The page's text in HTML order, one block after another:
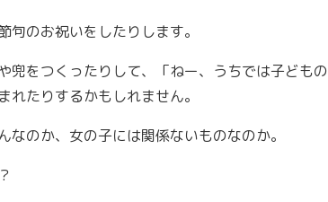
のお祝いをしたりします。
兜をつくったりして、「ねー、うちでは子どもの
れたりするかもしれません。
なのか、女の子には関係ないものなのか。